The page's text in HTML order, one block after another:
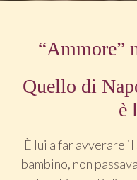
“Ammore”
Quello di
è
È lui a far avverare
bambino, non